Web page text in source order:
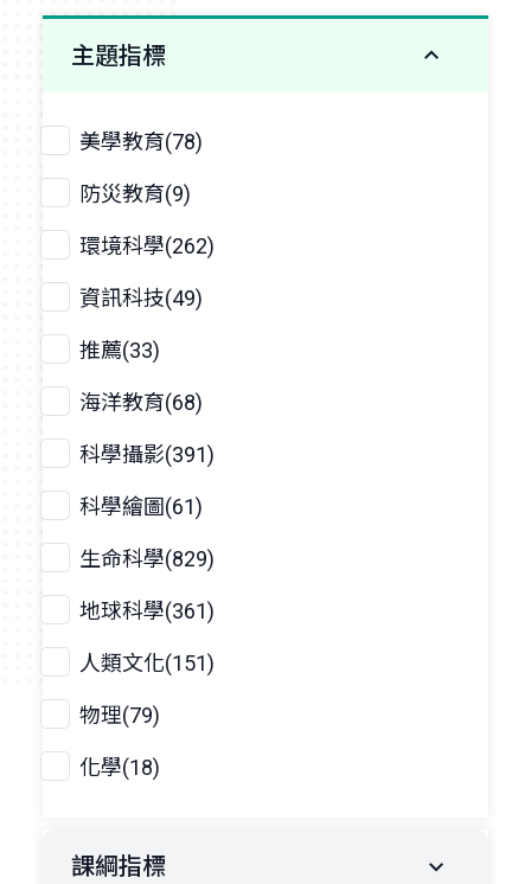
主題指標
美學教育(78)
防災教育(9)
環境科學(262)
資訊科技(49)
推薦(33)
海洋教育(68)
科學攝影(391)
科學繪圖(61)
生命科學(829)
地球科學(361)
人類文化(151)
物理(79)
化學(18)
課綱指標